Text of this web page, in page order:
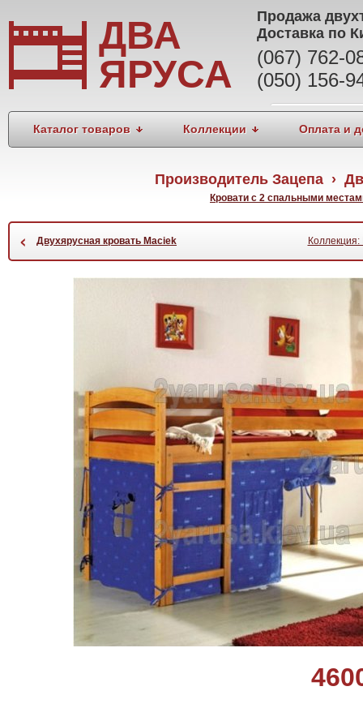
ДВА
ЯРУСА
Продажа
Доставка по
(067) 762-
(050) 156-
Каталог товаров Коллекции Оплата и
Производитель Зацепа ›
Кровати с 2 спальными
‹ Двухярусная кровать Maciek